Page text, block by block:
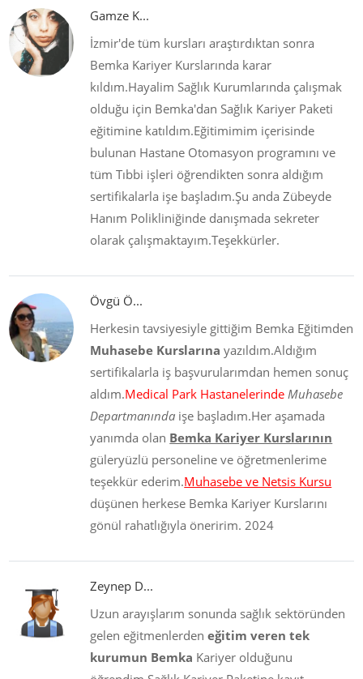
Gamze K...
İzmir'de tüm kursları araştırdıktan sonra
Bemka Kariyer Kurslarında karar
kıldım.Hayalim Sağlık Kurumlarında çalışmak
olduğu için Bemka'dan Sağlık Kariyer Paketi
eğitimine katıldım.Eğitimimim içerisinde
bulunan Hastane Otomasyon programını ve
tüm Tıbbi işleri öğrendikten sonra aldığım
sertifikalarla işe başladım.Şu anda Zübeyde
Hanım Polikliniğinde danışmada sekreter
olarak çalışmaktayım.Teşekkürler.
Övgü Ö...
Herkesin tavsiyesiyle gittiğim Bemka Eğitimden
Muhasebe Kurslarınayazıldım.Aldığım
sertifikalarla iş başvurularımdan hemen sonuç
aldım.Medical Park Hastanelerinde Muhasebe
Departmanında işe başladım.Her aşamada
yanımda olan Bemka Kariyer Kurslarının
güleryüzlü personeline ve öğretmenlerime
teşekkür ederim.Muhasebe ve Netsis Kursu
düşünen herkese Bemka Kariyer Kurslarını
gönül rahatlığıyla öneririm. 2024
Zeynep D...
Uzun arayışlarım sonunda sağlık sektöründen
gelen eğitmenlerden eğitim veren tek
kurumun Bemka Kariyer olduğunu